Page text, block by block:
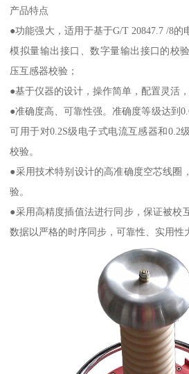
产品特点
●功能强大，适用于基于G/T 20847.7 /8
模拟量输出接口、数字量输出接口的校
压互感器校验；
●基于仪器的设计，操作简单，配置灵活
●准确度高、可靠性强。准确度等级达到
可用于对0.2S级电子式电流互感器和0.2
校验。
●采用技术特别设计的高准确度空芯线圈
验。
●采用高精度插值法进行同步，保证被校
数据以严格的时序同步，可靠性、实用性